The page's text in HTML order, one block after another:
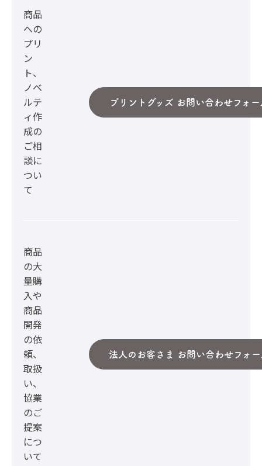
商品
への
プリ
ン
ト、
ノベ
ルテ
ィ作
成の
ご相
談に
つい
て
プリントグッズ お問い合わせフォー
商品
の大
量購
入や
商品
開発
の依
頼、
取扱
い、
協業
のご
提案
につ
いて
法人のお客さま お問い合わせフォー